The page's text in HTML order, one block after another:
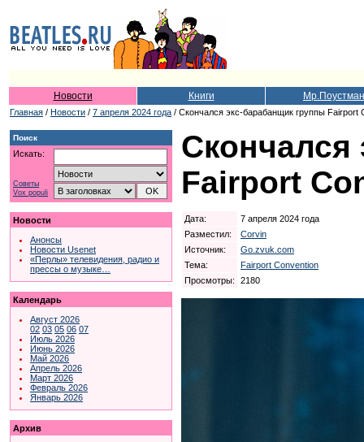
Новости Книги Мр.Поустман
Главная / Новости / 7 апреля 2024 года / Скончался экс-барабанщик группы Fairport
Поиск
Искать:
Советы
Vox populi
Новости
Анонсы
Новости Usenet
«Перлы» телевидения, радио и
прессы о музыке…
Календарь
Август 2026
02 03 05 06 07
Июль 2026
Июнь 2026
Май 2026
Апрель 2026
Март 2026
Февраль 2026
Январь 2026
Архив
Скончался
Fairport
Дата:
7 апреля 2024 года
Разместил:
Corvin
Источник:
Go.zvuk.com
Тема:
Fairport Convention
Просмотры:
2180